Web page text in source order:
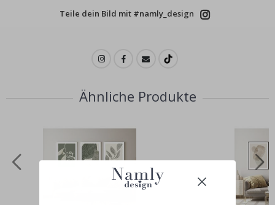
Teile dein Bild mit #namly_design
Ähnliche Produkte